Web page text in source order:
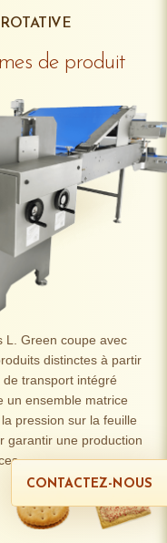
de produit
L. Green coupe avec
distinctes à partir
transport intégré
un ensemble matrice
pression sur la feuille
garantir une production
CONTACTEZ-NOUS